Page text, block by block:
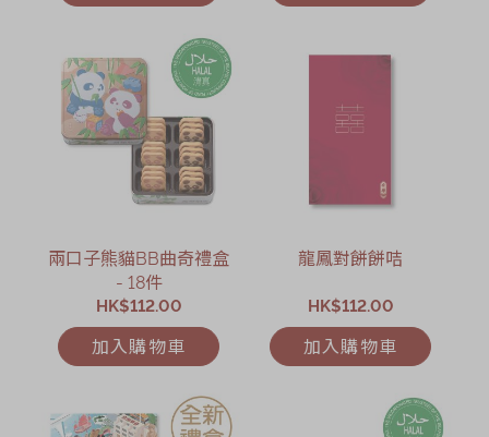
兩口子熊貓BB曲奇禮盒
- 18件
HK$112.00
加入購物車
龍鳳對餅餅咭
HK$112.00
加入購物車